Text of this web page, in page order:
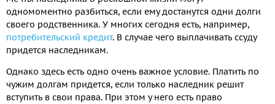
одномоментно разбиться, если ему достанутся одни долги
своего родственника. У многих сегодня есть, например,
потребительский кредит. В случае чего выплачивать ссуду
придется наследникам.
Однако здесь есть одно очень важное условие. Платить по
чужим долгам придется, если только наследник решит
вступить в свои права. При этом у него есть право